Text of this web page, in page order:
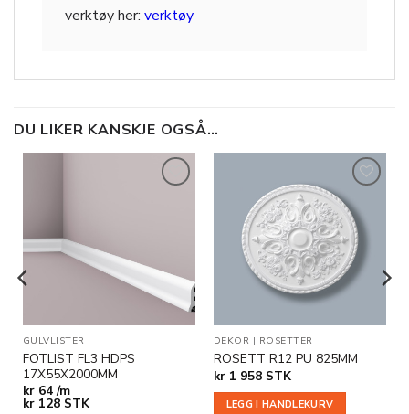
verktøy her: verktøy
DU LIKER KANSKJE OGSÅ…
GULVLISTER
FOTLIST FL3 HDPS
17X55X2000MM
kr64 /m
kr128 STK
Legg til
i
ønskeliste
DEKOR | ROSETTER
ROSETT R12 PU 825MM
kr1 958 STK
LEGG I HANDLEKURV